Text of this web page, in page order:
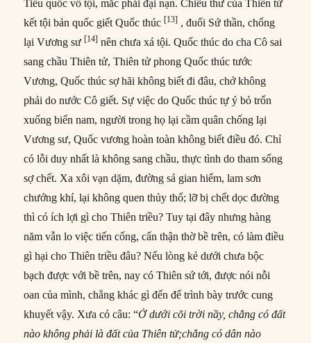
Tiểu quốc vô tội, mắc phải đại nạn. Chiếu thư của Thiên tử
kết tội bản quốc giết Quốc thúc[13] , đuổi Sứ thần, chống
lại Vương sư[14] nên chưa xá tội. Quốc thúc do cha Cô sai
sang chầu Thiên tử, Thiên tử phong Quốc thúc tước
Vương, Quốc thúc sợ hãi không biết đi đâu, chớ không
phải do nước Cô giết. Sự việc do Quốc thúc tự ý bỏ trốn
xuống biển nam, người trong họ lại cầm quân chống lại
Vương sư, Quốc vương hoàn toàn không biết điều đó. Chỉ
có lỗi duy nhất là không sang chầu, thực tình do tham sống
sợ chết. Xa xôi vạn dặm, đường sá gian hiểm, lam sơn
chướng khí, lại không quen thủy thổ; lỡ bị chết dọc đường
thì có ích lợi gì cho Thiên triều? Tuy tại đây nhưng hàng
năm vẫn lo việc tiến cống, cẩn thận thờ bề trên, có làm điều
gì hại cho Thiên triều đâu? Nếu lòng kẻ dưới chưa bộc
bạch được với bề trên, nay có Thiên sứ tới, được nói nỗi
oan của mình, chẳng khác gì đến để trình bày trước cung
khuyết vậy. Xưa có câu: “Ở dưới cõi trời nầy, chẳng có đất
nào không phải là đất của Thiên tử;chẳng có dân nào